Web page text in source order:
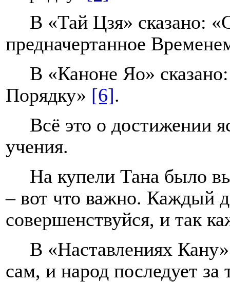
В «Тай Цзя» сказано:
предначертанное
В «Каноне Яо»
Порядку» [6].
Всё это о достижении
учения.
На купели Тана было
– вот что важно. Каждый
совершенствуйся, и так
В «Наставлениях
сам, и народ последует за